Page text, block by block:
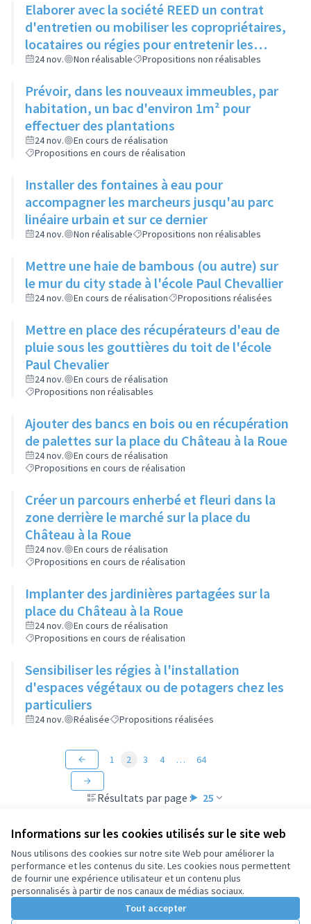
Informations sur les cookies utilisés sur le site web
Nous utilisons des cookies sur notre site Web pour améliorer la
performance et les contenus du site. Les cookies nous permettent
de fournir une expérience utilisateur et un contenu plus
personnalisés à partir de nos canaux de médias sociaux.
Tout accepter
Elaborer avec la société REED un contrat
d'entretien ou mobiliser les copropriétaires,
locataires ou régies pour entretenir les
espaces verts entre bâtiments
24 nov. Non réalisable Propositions non réalisables
Prévoir, dans les nouveaux immeubles, par
habitation, un bac d'environ 1m² pour
effectuer des plantations
24 nov.
En cours de réalisation
Propositions en cours de réalisation
Installer des fontaines à eau pour
accompagner les marcheurs jusqu'au parc
linéaire urbain et sur ce dernier
24 nov. Non réalisable Propositions non réalisables
Mettre une haie de bambous (ou autre) sur
le mur du city stade à l'école Paul Chevallier
24 nov. En cours de réalisation Propositions réalisées
Mettre en place des récupérateurs d'eau de
pluie sous les gouttières du toit de l'école
Paul Chevalier
24 nov.
En cours de réalisation
Propositions non réalisables
Ajouter des bancs en bois ou en récupération
de palettes sur la place du Château à la Roue
24 nov.
En cours de réalisation
Propositions en cours de réalisation
Créer un parcours enherbé et fleuri dans la
zone derrière le marché sur la place du
Château à la Roue
24 nov.
En cours de réalisation
Propositions en cours de réalisation
Implanter des jardinières partagées sur la
place du Château à la Roue
24 nov.
En cours de réalisation
Propositions en cours de réalisation
Sensibiliser les régies à l'installation
d'espaces végétaux ou de potagers chez les
particuliers
24 nov. Réalisée Propositions réalisées
Résultats par page : 25
1 2 3 4 … 64
Conditions d'utilisation
Paramètres des cookies